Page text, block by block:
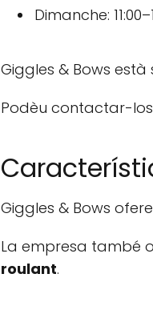
Dimanche:
Giggles & Bows està
Podèu contactar-
Giggles & Bows
La empresa també
roulant.